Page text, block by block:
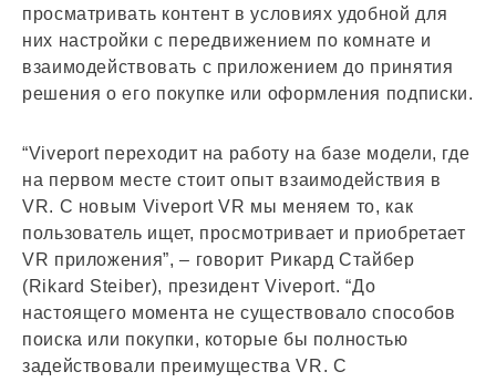
просматривать контент в условиях удобной для
них настройки с передвижением по комнате и
взаимодействовать с приложением до принятия
решения о его покупке или оформления подписки.
“Viveport переходит на работу на базе модели, где
на первом месте стоит опыт взаимодействия в
VR. С новым Viveport VR мы меняем то, как
пользователь ищет, просмотривает и приобретает
VR приложения”, –­ говорит Рикард Стайбер
(Rikard Steiber), президент Viveport. “До
настоящего момента не существовало способов
поиска или покупки, которые бы полностью
задействовали преимущества VR. С